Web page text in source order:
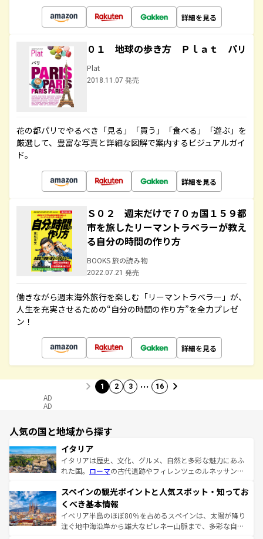
詳細を見る
０１ 地球の歩き方 Ｐｌａｔ パリ
Plat
2018.11.07 発売
花の都パリでやるべき「見る」「買う」「食べる」「遊ぶ」を
厳選して、豊富な写真と詳細な図解で案内するビジュアルガイ
ド。
詳細を見る
Ｓ０２ 週末だけで７０ヵ国１５９都
市を旅したリーマントラベラーが教え
る自分の時間の作り方
BOOKS 旅の読み物
2022.07.21 発売
働きながら週末海外旅行を楽しむ「リーマントラベラー」が、
人生を充実させるための“自分の時間の作り方”を全力プレゼ
ン！
詳細を見る
1 2 3 … 16
AD
AD
人気の国と地域から探す
イタリア
イタリアは歴史、文化、グルメ、自然と多彩な魅力にあふ
れた国。 ローマの古代遺跡やフィレンツェのルネッサンス
ろん、トスカーナの美しい田園風景やアマルフィ海岸の絶
景など、自然景観も見逃せない。観光の合間には、本場の
ピザやパスタなど、絶品のイタリア料理を堪能することも
できる。朝目覚めてから夜眠るまで、すべての瞬間を楽し
スペインの観光ポイントと人気スポット・知ってお
くべき基本情報
イベリア半島のほぼ80％を占めるスペインは、太陽が降り
注ぐ地中海沿岸から雄大なピレネー山脈まで、多彩な自然